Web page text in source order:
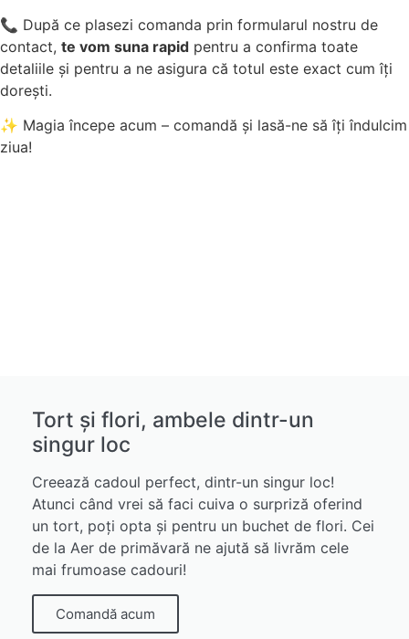
📞 După ce plasezi comanda prin formularul nostru de
contact, te vom suna rapid pentru a confirma toate
detaliile și pentru a ne asigura că totul este exact cum îți
dorești.
✨ Magia începe acum – comandă și lasă-ne să îți îndulcim
ziua!
Tort și flori, ambele dintr-un
singur loc
Creează cadoul perfect, dintr-un singur loc!
Atunci când vrei să faci cuiva o surpriză oferind
un tort, poți opta și pentru un buchet de flori. Cei
de la Aer de primăvară ne ajută să livrăm cele
mai frumoase cadouri!
Comandă acum